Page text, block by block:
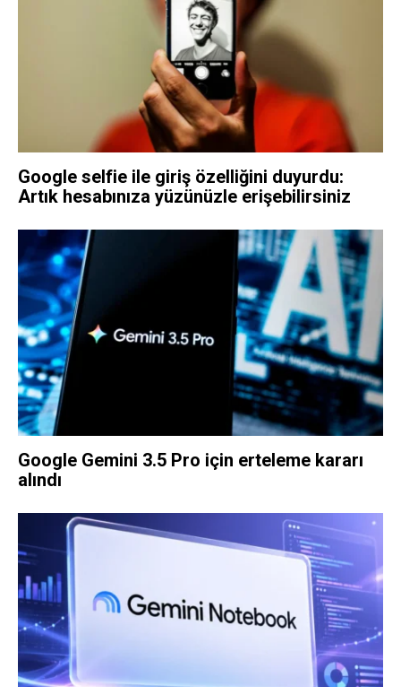
Google selfie ile giriş özelliğini duyurdu:
Artık hesabınıza yüzünüzle erişebilirsiniz
Google Gemini 3.5 Pro için erteleme kararı
alındı